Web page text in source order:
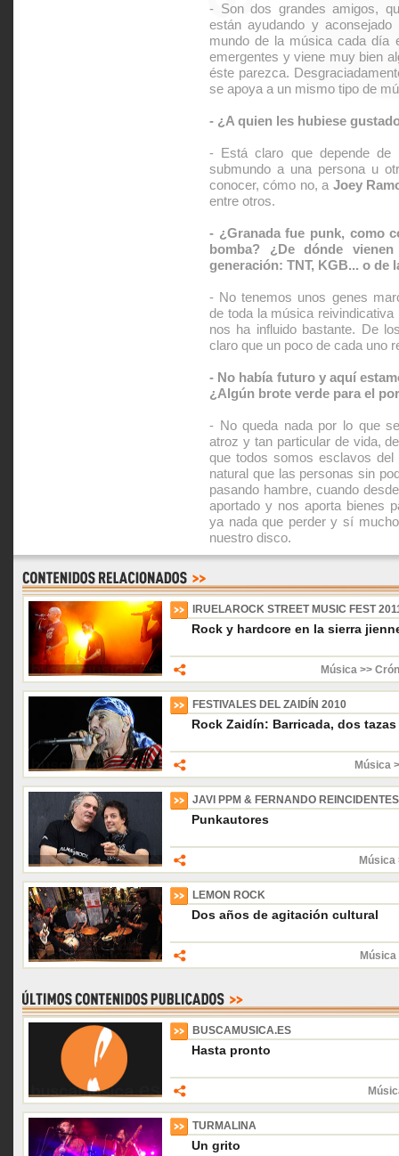
- Son dos grandes amigos,
están ayudando y
mundo de la música cada día
emergentes y viene muy bien
éste parezca.
se apoya a un mismo tipo de
- ¿A quien les hubiese
- Está claro que depende de
submundo a una persona u
conocer, cómo no, a Joey
entre otros.
- ¿Granada fue punk, como
bomba? ¿De dónde
generación: TNT, KGB... o de
- No tenemos unos genes
de toda la música
nos ha influido bastante. De
claro que un poco de cada uno
- No había futuro y aquí
¿Algún brote verde para el
- No queda nada por lo que
atroz y tan particular de vida,
que todos somos esclavos
natural que las personas sin
pasando hambre, cuando
aportado y nos aporta bienes
ya nada que perder y sí
nuestro disco.
IRUELAROCK STREET MUSIC FEST
Rock y hardcore en la sierra
Música >>
FESTIVALES DEL ZAIDÍN 2010
Rock Zaidín: Barricada, dos tazas
Música
JAVI PPM & FERNANDO REINCIDENTES
Punkautores
Música
LEMON ROCK
Dos años de agitación cultural
BUSCAMUSICA.ES
Hasta pronto
TURMALINA
Un grito